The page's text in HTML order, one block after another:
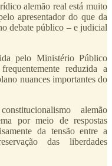
alemão real está muito
apresentador do que da
debate público – e judicial
pelo Ministério Público
reduzida a
nuances importantes do
alemão
por meio de respostas
da tensão entre a
das liberdades